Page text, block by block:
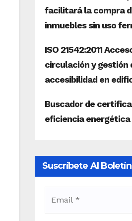
Suscríbete Al Boletín